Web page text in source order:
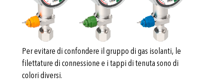
Per evitare di confondere il gruppo di gas isolanti, le
filettature di connessione e i tappi di tenuta sono di
colori diversi.